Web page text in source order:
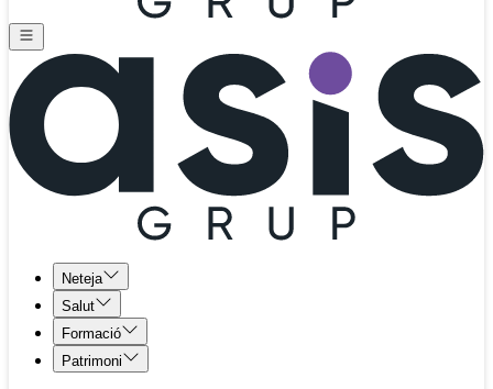
Neteja
Salut
Formació
Patrimoni